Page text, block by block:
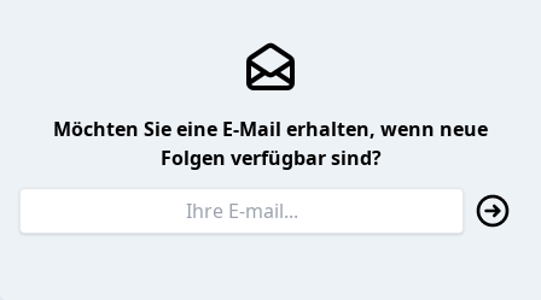
Möchten Sie eine E-Mail erhalten, wenn neue
Folgen verfügbar sind?